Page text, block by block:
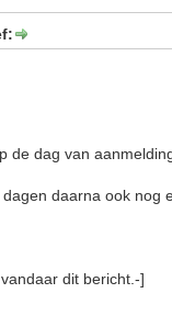
de dag van
daarna ook nog
dit bericht.-]